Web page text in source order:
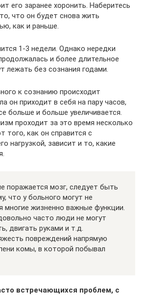
его заранее хоронить. Наберитесь
что он будет снова жить
как и раньше.
1-3 недели. Однако нередки
и более длительное
лежать без сознания годами.
к сознанию происходит
он приходит в себя на пару часов,
больше и больше увеличивается.
проходит за это время несколько
того, как он справится с
нагрузкой, зависит и то, какие
поражается мозг, следует быть
что у больного могут не
многие жизненно важные функции.
часто люди не могут
двигать руками и т.д.
повреждений напрямую
комы, в которой побывал
встречающихся проблем, с